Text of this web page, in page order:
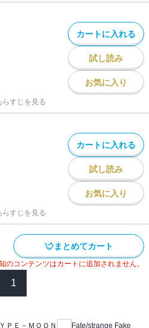
カートに入れる
試し読み
お気に入り
らすじを見る
カートに入れる
試し読み
お気に入り
らすじを見る
まとめてカート
コンテンツはカートに追加されません。
1
ＰＥ－ＭＯＯＮ Fate/strange Fake